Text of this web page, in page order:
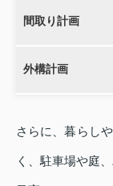
間取り計画
外構計画
さらに、暮らし
く、駐車場や庭